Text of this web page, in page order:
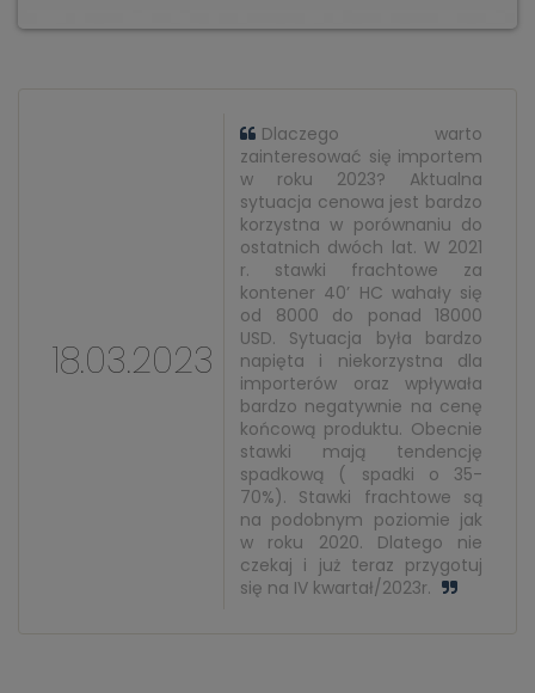
18.03.2023
Dlaczego warto
zainteresować się importem
w roku 2023? Aktualna
sytuacja cenowa jest bardzo
korzystna w porównaniu do
ostatnich dwóch lat. W 2021
r. stawki frachtowe za
kontener 40’ HC wahały się
od 8000 do ponad 18000
USD. Sytuacja była bardzo
napięta i niekorzystna dla
importerów oraz wpływała
bardzo negatywnie na cenę
końcową produktu. Obecnie
stawki mają tendencję
spadkową ( spadki o 35-
70%). Stawki frachtowe są
na podobnym poziomie jak
w roku 2020. Dlatego nie
czekaj i już teraz przygotuj
się na IV kwartał/2023r.